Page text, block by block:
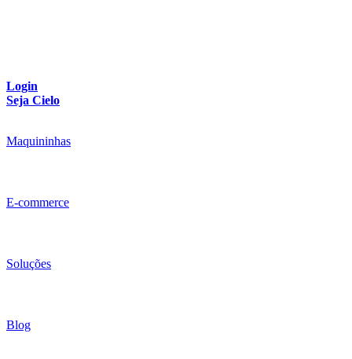
Login
Seja Cielo
Maquininhas
E-commerce
Soluções
Blog